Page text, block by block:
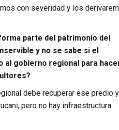
con severidad y los
parte del patrimonio del
y no se sabe si el
al gobierno regional para
debe recuperar ese predio y
pero no hay infraestructura